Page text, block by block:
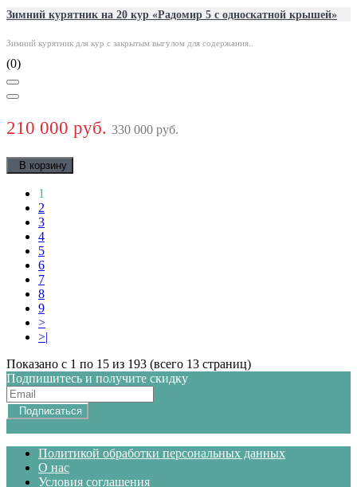
Зимний курятник на 20 кур «Радомир 5 с односкатной крышей»
Зимний курятник для кур с закрытым выгулом для содержания..
(0)
210 000 руб. 330 000 руб.
В корзину
1
2
3
4
5
6
7
8
9
>
>|
Показано с 1 по 15 из 193 (всего 13 страниц)
Подпишитесь и получите скидку
Подписаться
Политикой обработки персональных данных
О нас
Условия соглашения